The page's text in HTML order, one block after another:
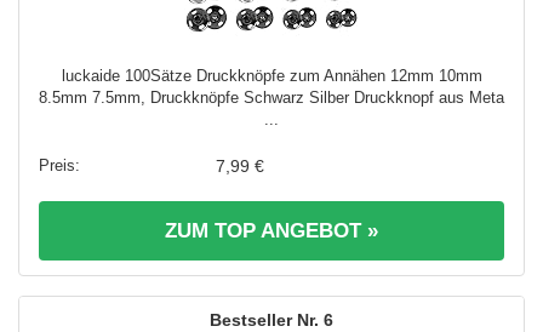
luckaide 100Sätze Druckknöpfe zum Annähen 12mm 10mm
8.5mm 7.5mm, Druckknöpfe Schwarz Silber Druckknopf aus Meta
...
7,99 €
ZUM TOP ANGEBOT »
6